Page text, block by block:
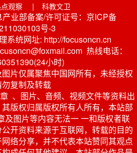
观察 | 科教文卫
业部备案/许可证号：京ICP备
号-3
系统网址: http://focusoncn.cn
热线电话：
小时)
片仅属聚焦中国网所有，未经授权
勿复制及转载
、图片、音频、视频文件等资料出
版权归属版权所有人所有，本站部
及图片等内容无法一 一和版权者联
开资料来源于互联网，转载的目的
络分享，并不代表本站赞同其观点